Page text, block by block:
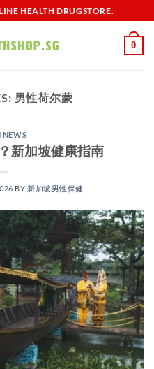
HEALTH DRUGSTORE.
0
男性荷尔蒙
NEWS
新加坡健康指南
BY 新加坡男性保健​